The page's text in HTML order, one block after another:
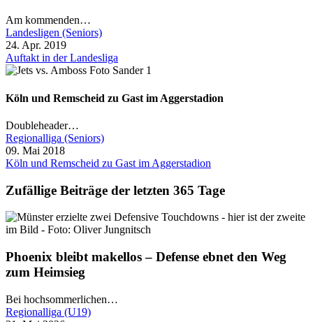
Am kommenden…
Landesligen (Seniors)
24. Apr. 2019
Auftakt in der Landesliga
Köln und Remscheid zu Gast im Aggerstadion
Doubleheader…
Regionalliga (Seniors)
09. Mai 2018
Köln und Remscheid zu Gast im Aggerstadion
Zufällige Beiträge der letzten 365 Tage
Phoenix bleibt makellos – Defense ebnet den Weg
zum Heimsieg
Bei hochsommerlichen…
Regionalliga (U19)